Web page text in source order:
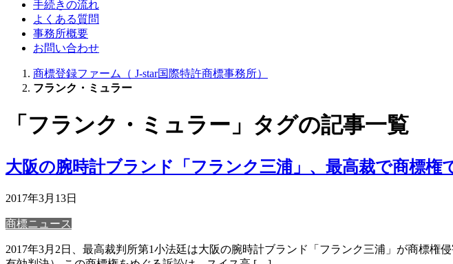
手続きの流れ
よくある質問
事務所概要
お問い合わせ
商標登録ファーム（ J-star国際特許商標事務所）
フランク・ミュラー
「フランク・ミュラー」タグの記事一覧
大阪の腕時計ブランド「フランク三浦」、最高裁で商標権
2017年3月13日
商標ニュース
2017年3月2日、最高裁判所第1小法廷は大阪の腕時計ブランド「フランク三浦」が商標